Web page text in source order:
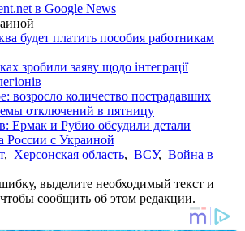
в Google News
будет платить пособия работникам
зробили заяву щодо інтеграції
возросло количество пострадавших
отключений в пятницу
Ермак и Рубио обсудили детали
России с Украиной
, Херсонская область, ВСУ, Война в
выделите необходимый текст и
сообщить об этом редакции.